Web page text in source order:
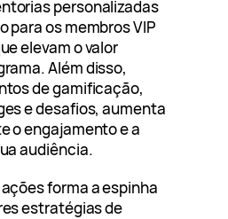
personalizadas
para os membros VIP
elevam o valor
Além disso,
de gamificação,
e desafios, aumenta
o engajamento e a
audiência.
forma a espinha
estratégias de